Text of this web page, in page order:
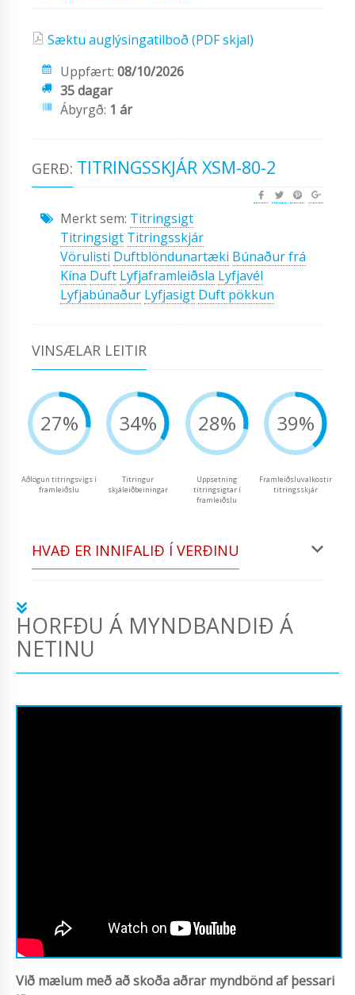
Sæktu auglýsingatilboð (PDF skjal)
Uppfært: 08/10/2026
35 dagar
Ábyrgð: 1 ár
GERÐ: TITRINGSSKJÁR XSM-80-2
Merkt sem: Titringsigt
Titringsigt Titringsskjár
Vörulisti Duftblöndunartæki Búnaður frá
Kína Duft Lyfjaframleiðsla Lyfjavél
Lyfjabúnaður Lyfjasigt Duft pökkun
VINSÆLAR LEITIR
27%
Aðlögun titringsvigs í
framleiðslu
34%
Titringur
skjáleiðbeiningar
28%
Uppsetning
titringsigtar í
framleiðslu
39%
Framleiðsluvalkostir
titringsskjár
HVAÐ ER INNIFALIÐ Í VERÐINU
HORFÐU Á MYNDBANDIÐ Á
NETINU
Við mælum með að skoða aðrar myndbönd af þessari